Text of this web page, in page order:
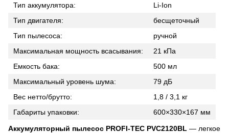
Тип аккумулятора:
Li-Ion
Тип двигателя:
бесщеточный
Тип пылесоса:
ручной
Максимальная мощность всасывания:
21 кПа
Емкость бака:
500 мл
Максимальный уровень шума:
79 дБ
Вес нетто/брутто:
1,8 / 3,1 кг
Габариты упаковки:
600×330×167 мм
Аккумуляторный пылесос PROFI-TEC PVC2120BL — легкое